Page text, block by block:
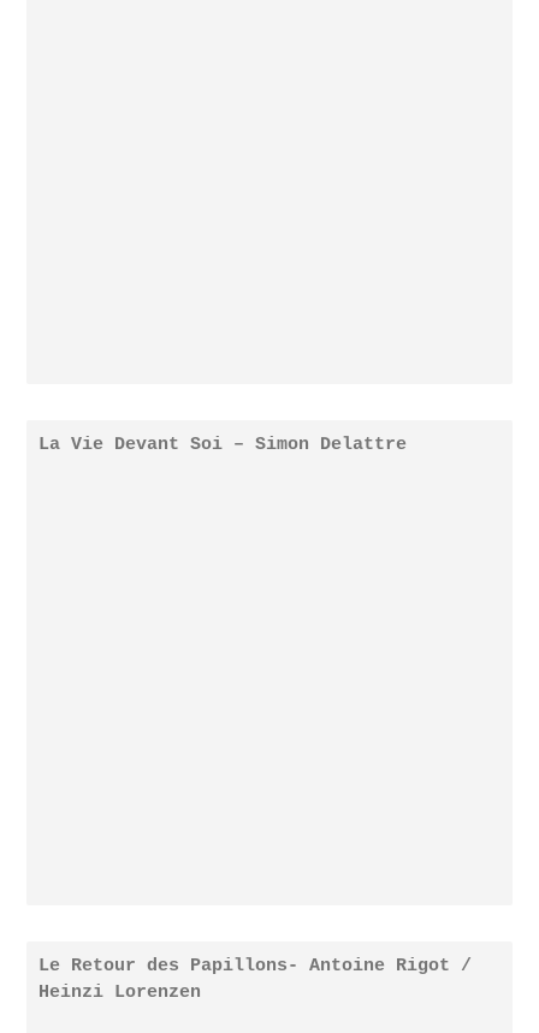
La Vie Devant Soi – Simon Delattre
Le Retour des Papillons- Antoine Rigot /
Heinzi Lorenzen